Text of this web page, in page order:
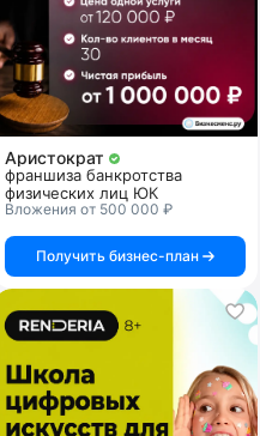
Аристократ
франшиза банкротства
физических лиц ЮК
Вложения от 500 000 ₽
Получить бизнес-план